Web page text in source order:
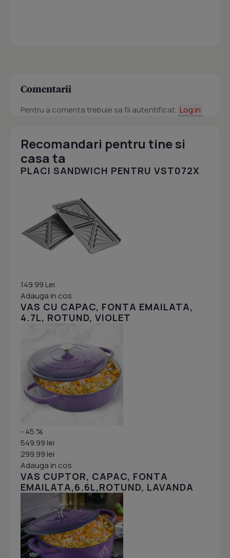
Comentarii
Pentru a comenta trebuie sa fii autentificat. Log in
Recomandari pentru tine si
casa ta
PLACI SANDWICH PENTRU VST072X
149.99 Lei
Adauga in cos
VAS CU CAPAC, FONTA EMAILATA,
4.7L, ROTUND, VIOLET
- 45 %
549.99 lei
299.99 lei
Adauga in cos
VAS CUPTOR, CAPAC, FONTA
EMAILATA,6.6L,ROTUND, LAVANDA